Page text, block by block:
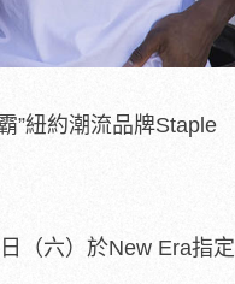
”紐約潮流品牌Staple
（六）於New Era指定